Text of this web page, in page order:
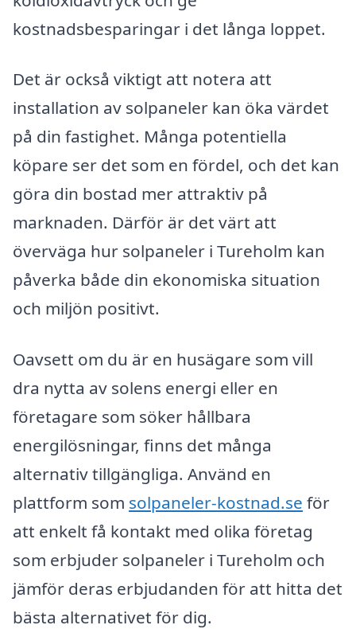
kostnadsbesparingar i det långa loppet.
Det är också viktigt att notera att
installation av solpaneler kan öka värdet
på din fastighet. Många potentiella
köpare ser det som en fördel, och det kan
göra din bostad mer attraktiv på
marknaden. Därför är det värt att
överväga hur solpaneler i Tureholm kan
påverka både din ekonomiska situation
och miljön positivt.
Oavsett om du är en husägare som vill
dra nytta av solens energi eller en
företagare som söker hållbara
energilösningar, finns det många
alternativ tillgängliga. Använd en
plattform som solpaneler-kostnad.se för
att enkelt få kontakt med olika företag
som erbjuder solpaneler i Tureholm och
jämför deras erbjudanden för att hitta det
bästa alternativet för dig.